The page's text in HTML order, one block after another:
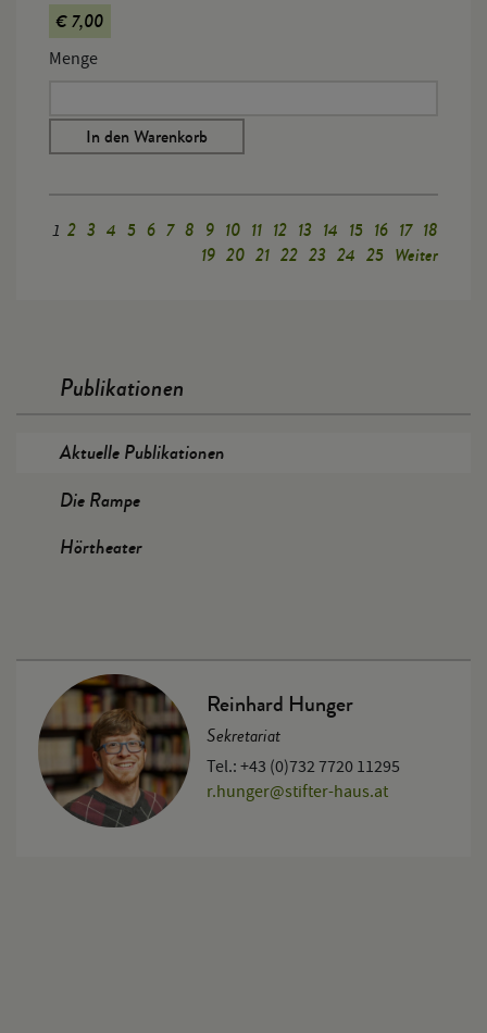
€ 7,00
Menge
In den Warenkorb
1 2 3 4 5 6 7 8 9 10 11 12 13 14 15 16 17 18
19 20 21 22 23 24 25 Weiter
Publikationen
Aktuelle Publikationen
Die Rampe
Hörtheater
Reinhard Hunger
Sekretariat
Tel.: +43 (0)732 7720 11295
r.hunger@stifter-haus.at